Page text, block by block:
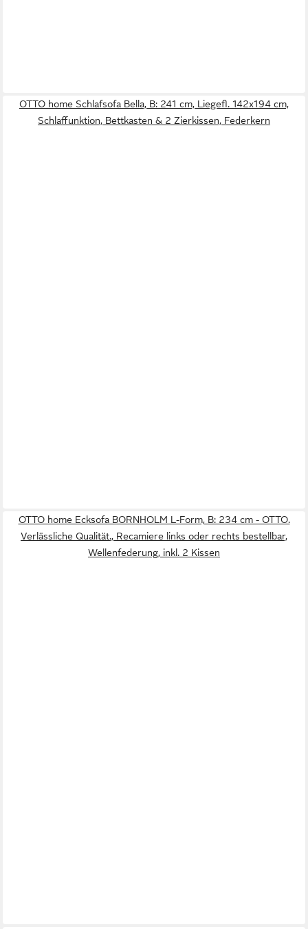
OTTO home Schlafsofa Bella, B: 241 cm, Liegefl. 142x194 cm,
Schlaffunktion, Bettkasten & 2 Zierkissen, Federkern
OTTO home Ecksofa BORNHOLM L-Form, B: 234 cm - OTTO.
Verlässliche Qualität., Recamiere links oder rechts bestellbar,
Wellenfederung, inkl. 2 Kissen